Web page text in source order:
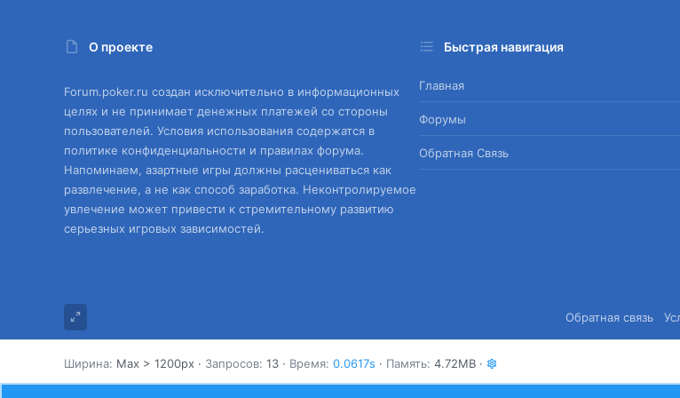
О проекте
Forum.poker.ru создан исключительно в информационных
целях и не принимает денежных платежей со стороны
пользователей. Условия использования содержатся в
политике конфиденциальности и правилах форума.
Напоминаем, азартные игры должны расцениваться как
развлечение, а не как способ заработка. Неконтролируемое
увлечение может привести к стремительному развитию
серьезных игровых зависимостей.
Быстрая навигация
Главная
Форумы
Обратная Связь
Обратная связь
Ширина Запросов 13 Время 0.0617s Память 4.72MB